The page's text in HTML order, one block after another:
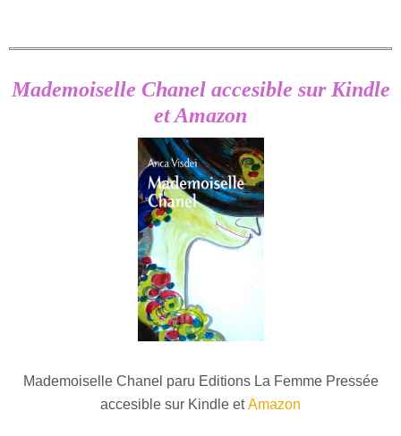
Mademoiselle Chanel accesible sur Kindle
et Amazon
Mademoiselle Chanel paru Editions La Femme Pressée
accesible sur Kindle etAmazon